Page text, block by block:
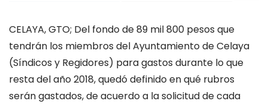
CELAYA, GTO; Del fondo de 89 mil 800 pesos que
tendrán los miembros del Ayuntamiento de Celaya
(Síndicos y Regidores) para gastos durante lo que
resta del año 2018, quedó definido en qué rubros
serán gastados, de acuerdo a la solicitud de cada